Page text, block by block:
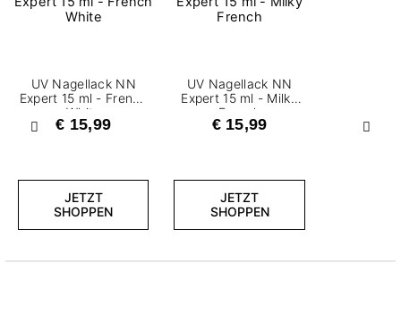
Zurück
UV Nagellack NN
Expert 15 ml - French
White
€ 15,99
JETZT
SHOPPEN
UV Nagellack NN
Expert 15 ml - Milky
French
€ 15,99
JETZT
SHOPPEN